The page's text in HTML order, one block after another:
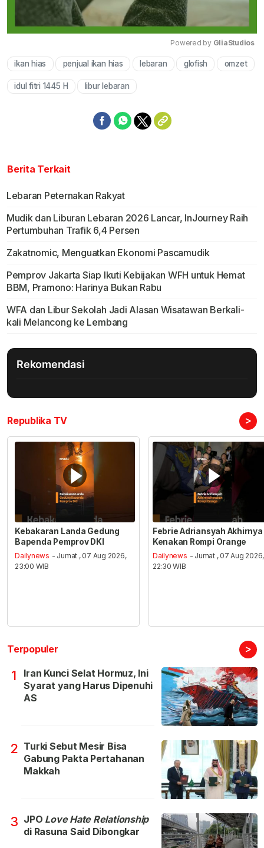
Mute
Powered by GliaStudios
ikan hias penjual ikan hias lebaran glofish omzet
idul fitri 1445 H libur lebaran
Berita Terkait
Lebaran Peternakan Rakyat
Mudik dan Liburan Lebaran 2026 Lancar, InJourney Raih
Pertumbuhan Trafik 6,4 Persen
Zakatnomic, Menguatkan Ekonomi Pascamudik
Pemprov Jakarta Siap Ikuti Kebijakan WFH untuk Hemat
BBM, Pramono: Harinya Bukan Rabu
WFA dan Libur Sekolah Jadi Alasan Wisatawan Berkali-
kali Melancong ke Lembang
Rekomendasi
Republika TV >
Kebakaran Landa Gedung
Bapenda Pemprov DKI
Dailynews - Jumat , 07 Aug 2026,
23:00 WIB
Febrie Adriansyah Akhirnya
Kenakan Rompi Orange
Dailynews - Jumat , 07 Aug 2026,
22:30 WIB
Terpopuler >
1
Iran Kunci Selat Hormuz, Ini
Syarat yang Harus Dipenuhi
AS
2 Turki Sebut Mesir Bisa
Gabung Pakta Pertahanan
Makkah
3 JPO Love Hate Relationship
di Rasuna Said Dibongkar